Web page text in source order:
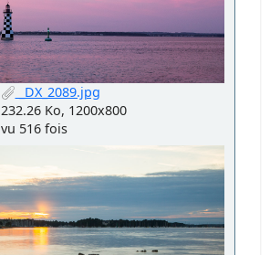
_DX_2089.jpg
232.26 Ko, 1200x800
vu 516 fois